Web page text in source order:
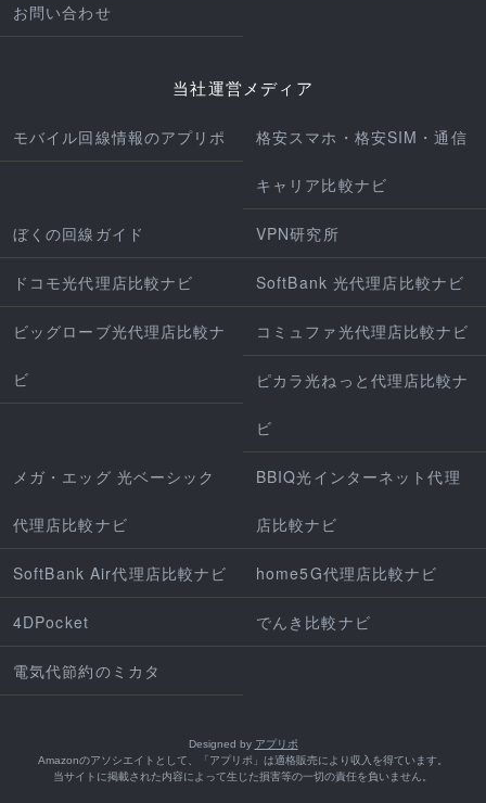
お問い合わせ
当社運営メディア
モバイル回線情報のアプリポ 格安スマホ・格安SIM・通信
キャリア比較ナビ
ぼくの回線ガイド VPN研究所
ドコモ光代理店比較ナビ SoftBank 光代理店比較ナビ
ビッグローブ光代理店比較ナ
ビ
コミュファ光代理店比較ナビ
ピカラ光ねっと代理店比較ナ
ビ
メガ・エッグ 光ベーシック
代理店比較ナビ
BBIQ光インターネット代理
店比較ナビ
SoftBank Air代理店比較ナビ home5G代理店比較ナビ
4DPocket でんき比較ナビ
電気代節約のミカタ
Designed by アプリポ
Amazonのアソシエイトとして、「アプリポ」は適格販売により収入を得ています。
当サイトに掲載された内容によって生じた損害等の一切の責任を負いません。